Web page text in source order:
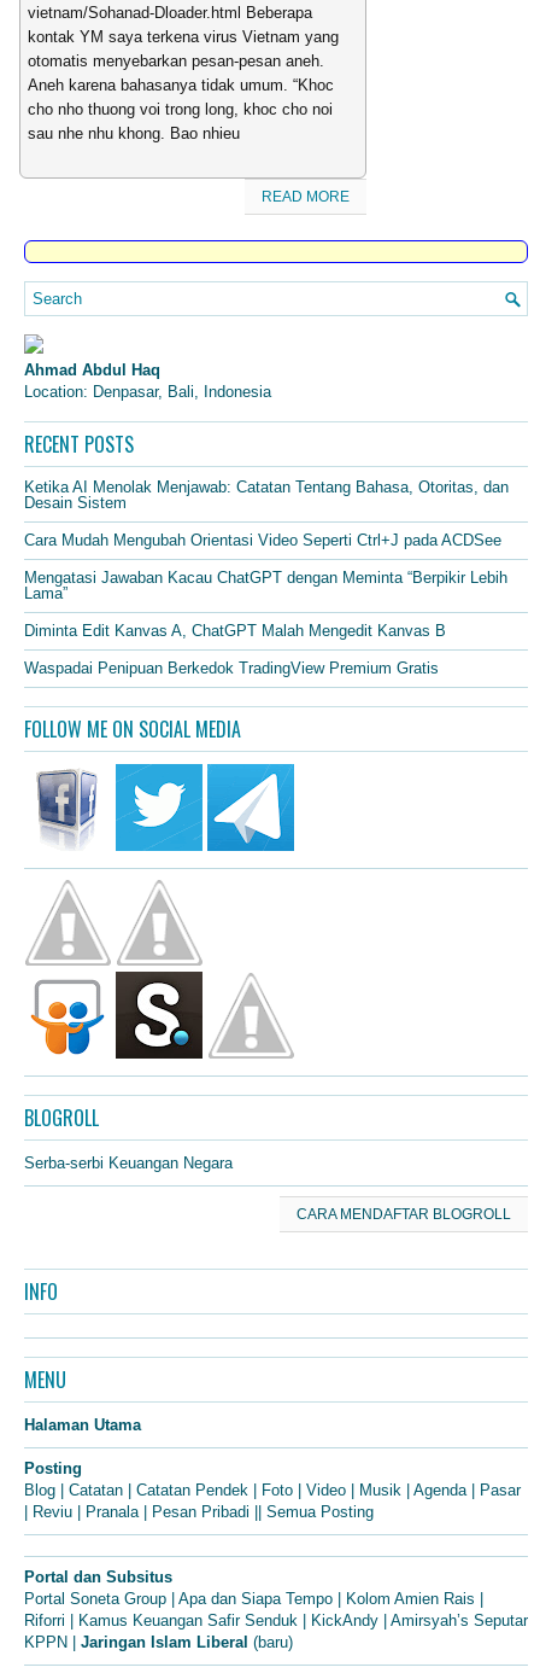
vietnam/Sohanad-Dloader.html Beberapa
kontak YM saya terkena virus Vietnam yang
otomatis menyebarkan pesan-pesan aneh.
Aneh karena bahasanya tidak umum. “Khoc
cho nho thuong voi trong long, khoc cho noi
sau nhe nhu khong. Bao nhieu
READ MORE
Ahmad Abdul Haq
Location: Denpasar, Bali, Indonesia
RECENT POSTS
Ketika AI Menolak Menjawab: Catatan Tentang Bahasa, Otoritas, dan
Desain Sistem
Cara Mudah Mengubah Orientasi Video Seperti Ctrl+J pada ACDSee
Mengatasi Jawaban Kacau ChatGPT dengan Meminta “Berpikir Lebih
Lama”
Diminta Edit Kanvas A, ChatGPT Malah Mengedit Kanvas B
Waspadai Penipuan Berkedok TradingView Premium Gratis
FOLLOW ME ON SOCIAL MEDIA
BLOGROLL
Serba-serbi Keuangan Negara
CARA MENDAFTAR BLOGROLL
INFO
MENU
Halaman Utama
Posting
Blog | Catatan | Catatan Pendek | Foto | Video | Musik | Agenda | Pasar
| Reviu | Pranala | Pesan Pribadi || Semua Posting
Portal dan Subsitus
Portal Soneta Group | Apa dan Siapa Tempo | Kolom Amien Rais |
Riforri | Kamus Keuangan Safir Senduk | KickAndy | Amirsyah’s Seputar
KPPN | Jaringan Islam Liberal (baru)